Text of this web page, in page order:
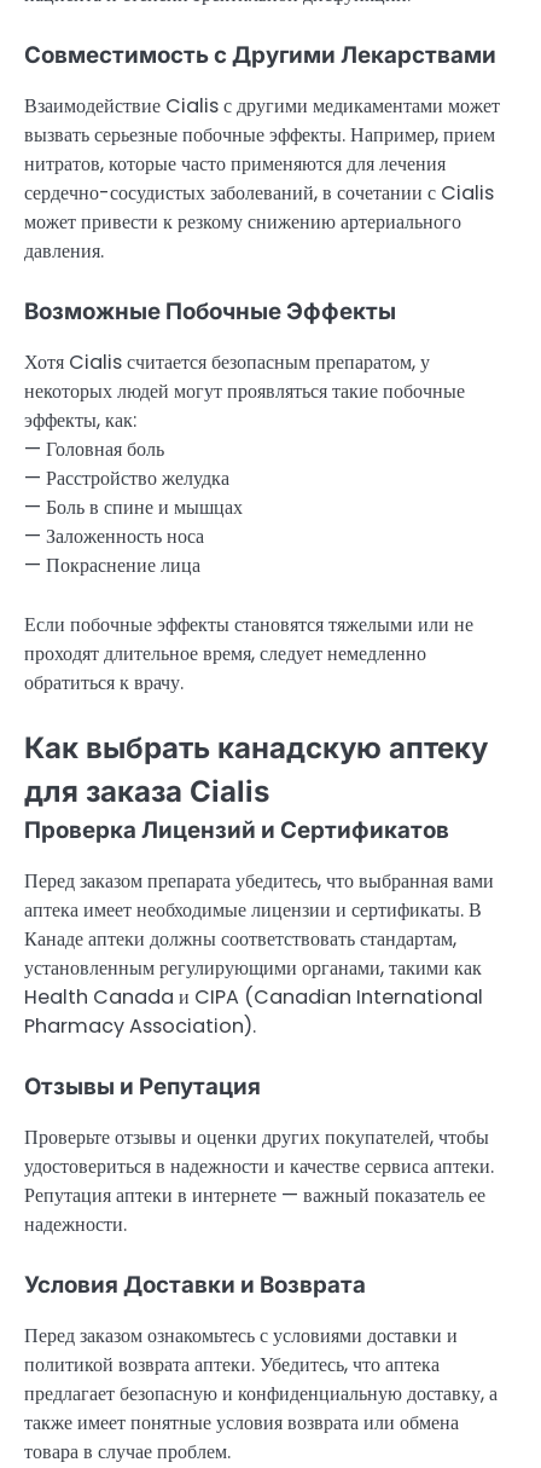
Совместимость с Другими Лекарствами
Взаимодействие Cialis с другими медикаментами может
вызвать серьезные побочные эффекты. Например, прием
нитратов, которые часто применяются для лечения
сердечно-сосудистых заболеваний, в сочетании с Cialis
может привести к резкому снижению артериального
давления.
Возможные Побочные Эффекты
Хотя Cialis считается безопасным препаратом, у
некоторых людей могут проявляться такие побочные
эффекты, как:
— Головная боль
— Расстройство желудка
— Боль в спине и мышцах
— Заложенность носа
— Покраснение лица
Если побочные эффекты становятся тяжелыми или не
проходят длительное время, следует немедленно
обратиться к врачу.
Как выбрать канадскую аптеку
для заказа Cialis
Проверка Лицензий и Сертификатов
Перед заказом препарата убедитесь, что выбранная вами
аптека имеет необходимые лицензии и сертификаты. В
Канаде аптеки должны соответствовать стандартам,
установленным регулирующими органами, такими как
Health Canada и CIPA (Canadian International
Pharmacy Association).
Отзывы и Репутация
Проверьте отзывы и оценки других покупателей, чтобы
удостовериться в надежности и качестве сервиса аптеки.
Репутация аптеки в интернете — важный показатель ее
надежности.
Условия Доставки и Возврата
Перед заказом ознакомьтесь с условиями доставки и
политикой возврата аптеки. Убедитесь, что аптека
предлагает безопасную и конфиденциальную доставку, а
также имеет понятные условия возврата или обмена
товара в случае проблем.